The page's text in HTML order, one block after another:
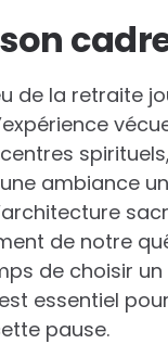
de la retraite
ambiance
de notre
de choisir
essentiel
pause.